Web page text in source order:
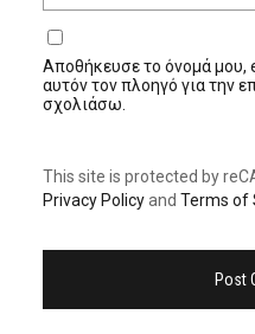
Αποθήκευσε το όνομά μου,
αυτόν τον πλοηγό για την
σχολιάσω.
This site is protected by
Privacy Policyand Terms of